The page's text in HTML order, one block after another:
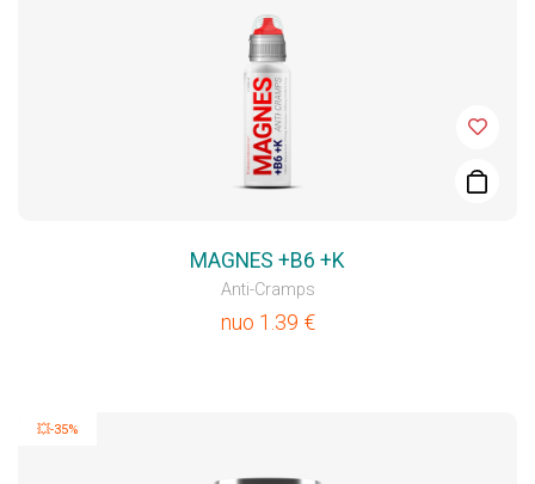
MAGNES +B6 +K
Anti-Cramps
nuo 1.39 €
💥-35%